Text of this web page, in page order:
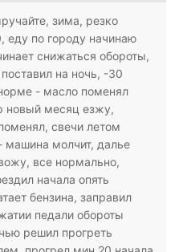
зима, резко
еду по городу начинаю
снижаться обороты,
на ночь, -30
- масло поменял
новый месяц езжу,
свечи летом
машина молчит, далье
все нормально,
начала опять
бензина, заправил
педали обороты
решил прогреть